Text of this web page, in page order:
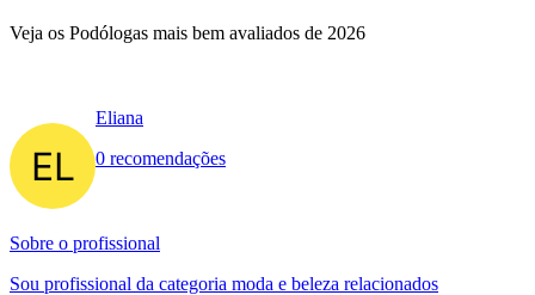
Veja os Podólogas mais bem avaliados de 2026
Eliana
0 recomendações
Sobre o profissional
Sou profissional da categoria moda e beleza relacionados